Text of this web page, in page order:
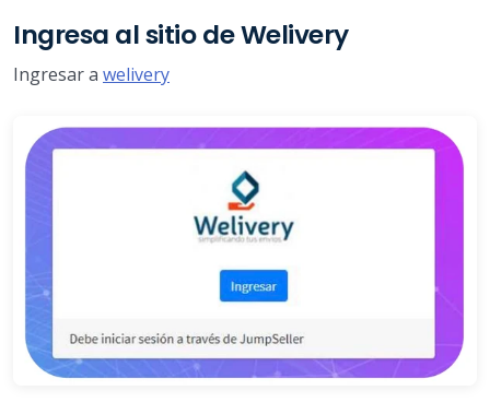
Ingresa al sitio de Welivery
Ingresar a welivery